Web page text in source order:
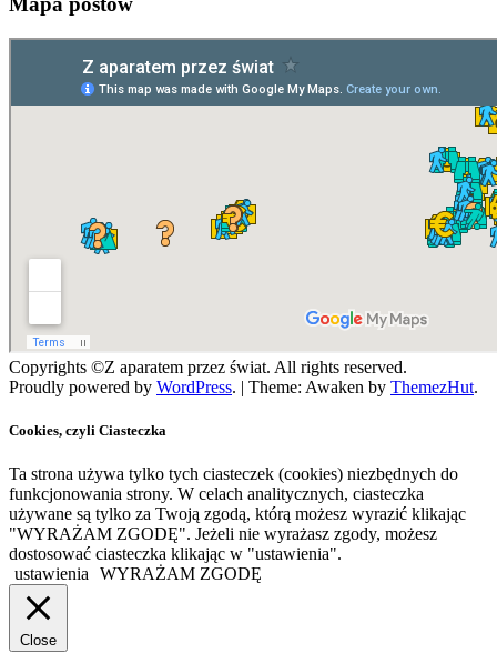
Copyrights ©Z aparatem przez świat. All rights reserved.
Proudly powered by WordPress. | Theme: Awaken by ThemezHut.
Cookies, czyli Ciasteczka
Ta strona używa tylko tych ciasteczek (cookies) niezbędnych do
funkcjonowania strony. W celach analitycznych, ciasteczka
używane są tylko za Twoją zgodą, którą możesz wyrazić klikając
"WYRAŻAM ZGODĘ". Jeżeli nie wyrażasz zgody, możesz
dostosować ciasteczka klikając w "ustawienia".
ustawienia
WYRAŻAM ZGODĘ
Close